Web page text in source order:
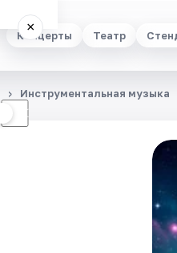
Концерты Театр
×
☾
Инструментальная музыка